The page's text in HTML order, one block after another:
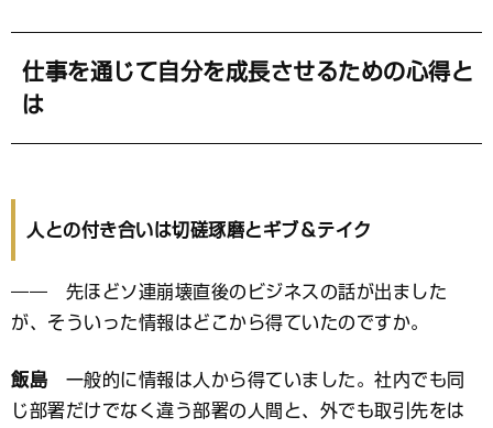
仕事を通じて自分を成長させるための心得と
は
人との付き合いは切磋琢磨とギブ＆テイク
―― 先ほどソ連崩壊直後のビジネスの話が出ました
が、そういった情報はどこから得ていたのですか。
飯島 一般的に情報は人から得ていました。社内でも同
じ部署だけでなく違う部署の人間と、外でも取引先をは